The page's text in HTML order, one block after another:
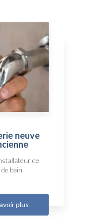
neuve
de
bain
plus